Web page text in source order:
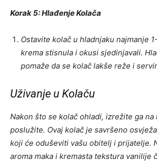
Korak 5: Hlađenje Kolača
Ostavite kolač u hladnjaku najmanje
krema stisnula i okusi sjedinjavali.
pomaže da se kolač lakše reže i
Uživanje u Kolaču
Nakon što se kolač ohladi, izrežite ga
poslužite. Ovaj kolač je savršeno
koji će oduševiti vašu obitelj i prijatelje.
aroma maka i kremasta tekstura vanilije